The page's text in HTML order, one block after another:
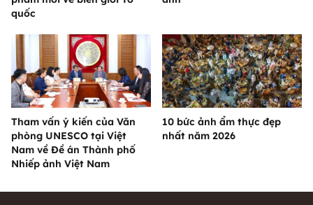
quốc
Tham vấn ý kiến của Văn
phòng UNESCO tại Việt
Nam về Đề án Thành phố
Nhiếp ảnh Việt Nam
10 bức ảnh ẩm thực đẹp
nhất năm 2026